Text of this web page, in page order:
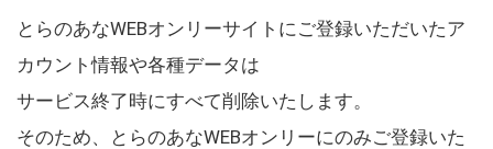
とらのあなWEBオンリーサイトにご登録いただいたア
カウント情報や各種データは
サービス終了時にすべて削除いたします。
そのため、とらのあなWEBオンリーにのみご登録いた